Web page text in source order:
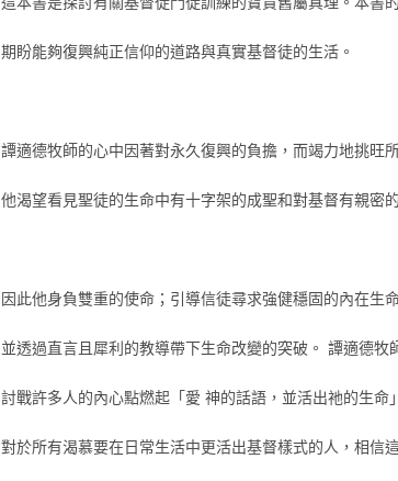
期盼能夠復興純正信仰的道路與真實基督徒的生活。
譚適德牧師的心中因著對永久復興的負擔，而竭力地挑旺
他渴望看見聖徒的生命中有十字架的成聖和對基督有親密
因此他身負雙重的使命；引導信徒尋求強健穩固的內在生
並透過直言且犀利的教導帶下生命改變的突破。 譚適德牧
討戰許多人的內心點燃起「愛 神的話語，並活出祂的生命
對於所有渴慕要在日常生活中更活出基督樣式的人，相信